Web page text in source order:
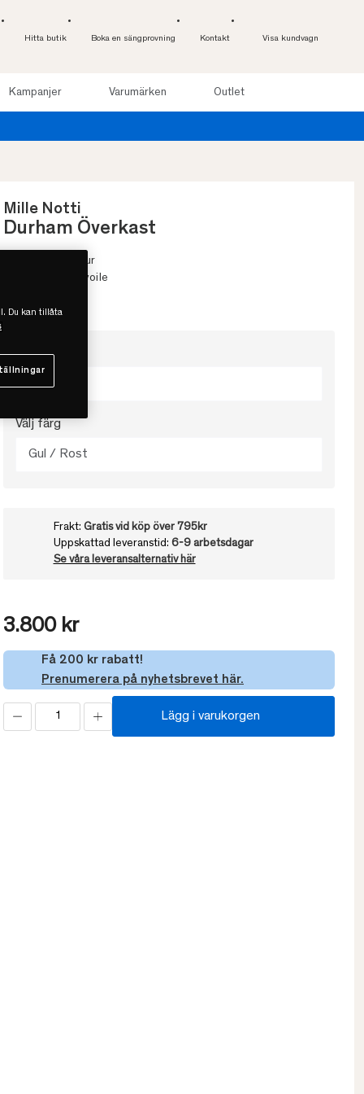
Hitta butik Boka en sängprovning Kontakt Visa kundvagn
Kampanjer Varumärken Outlet
Mille Notti
Durham Överkast
• Mjuk & fin textur
• 100% bomullsvoile
Välj storlek
180x260
Välj färg
Gul / Rost
Frakt: Gratis vid köp över 795kr
Uppskattad leveranstid: 6-9 arbetsdagar
Se våra leveransalternativ här
3.800 kr
Få 200 kr rabatt!
Prenumerera på nyhetsbrevet här.
Lägg i varukorgen
Du kan tillåta